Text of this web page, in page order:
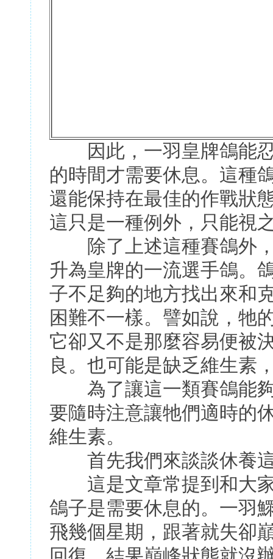
因此，一羽皇牌鴿能忍
的時間才需要休息。這種
還能保持在最佳的作戰狀
這只是一種例外，只能視
除了上述這種賽鴿外，
升為皇牌的一流選手鴿。
子不足夠的地方找出來和
困難不一樣。譬如說，牠
它卻又不是那麼容易便被
良。也可能是缺乏維生素
為了讓這一類賽鴿能夠
要隨時注意讓牠們適時的
維生素。
首先我們來談談休養
這是文章常提到和大家
鴿子是需要休息的。一羽
飛幾個星期，跟著就失卻